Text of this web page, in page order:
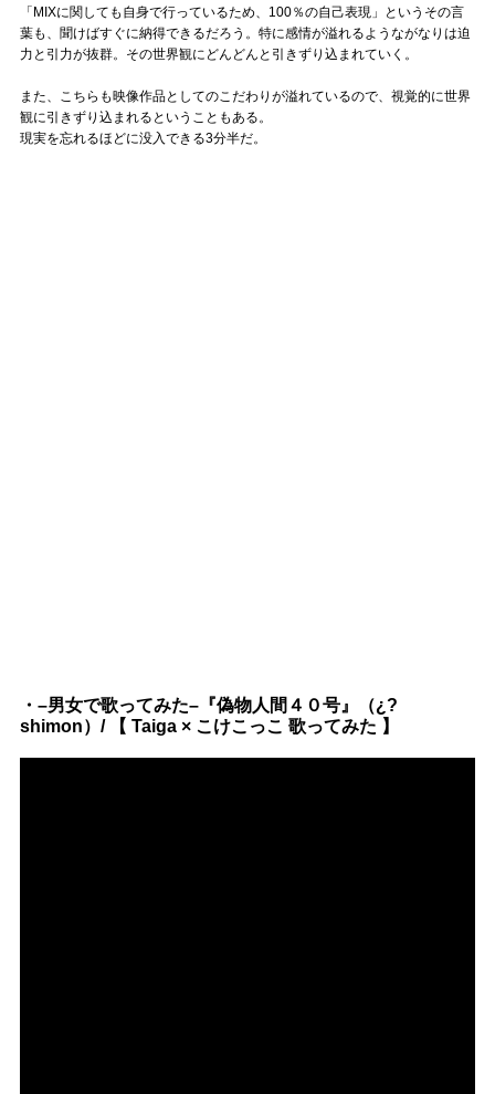
「MIXに関しても自身で行っているため、100％の自己表現」というその言
葉も、聞けばすぐに納得できるだろう。特に感情が溢れるようながなりは迫
力と引力が抜群。その世界観にどんどんと引きずり込まれていく。
また、こちらも映像作品としてのこだわりが溢れているので、視覚的に世界
観に引きずり込まれるということもある。
現実を忘れるほどに没入できる3分半だ。
・–男女で歌ってみた–『偽物人間４０号』（¿?
shimon）/ 【 Taiga × こけこっこ 歌ってみた 】